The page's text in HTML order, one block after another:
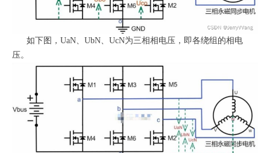
如下图，UaN、UbN、UcN为三相相电压，即各绕组的相电
压。